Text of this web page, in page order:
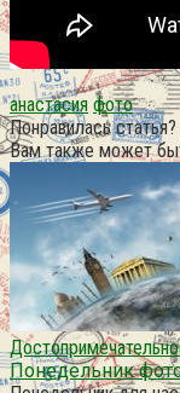
анастасия фото
Понравилась
Вам также может
Понедельник